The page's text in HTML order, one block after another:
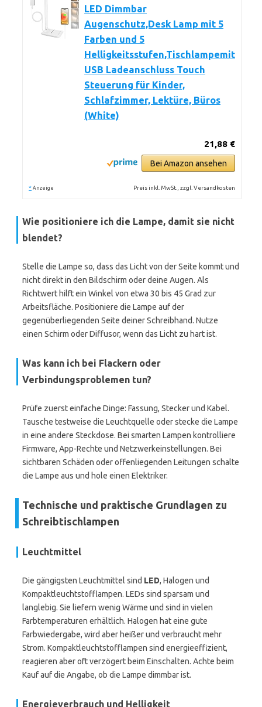
LED Dimmbar
Augenschutz,Desk Lamp mit 5
Farben und 5
Helligkeitsstufen,Tischlampemit
USB Ladeanschluss Touch
Steuerung für Kinder,
Schlafzimmer, Lektüre, Büros
(White)
21,88 €
Bei Amazon ansehen
* Anzeige Preis inkl. MwSt., zzgl. Versandkosten
Wie positioniere ich die Lampe, damit sie nicht
blendet?
Stelle die Lampe so, dass das Licht von der Seite kommt und
nicht direkt in den Bildschirm oder deine Augen. Als
Richtwert hilft ein Winkel von etwa 30 bis 45 Grad zur
Arbeitsfläche. Positioniere die Lampe auf der
gegenüberliegenden Seite deiner Schreibhand. Nutze
einen Schirm oder Diffusor, wenn das Licht zu hart ist.
Was kann ich bei Flackern oder
Verbindungsproblemen tun?
Prüfe zuerst einfache Dinge: Fassung, Stecker und Kabel.
Tausche testweise die Leuchtquelle oder stecke die Lampe
in eine andere Steckdose. Bei smarten Lampen kontrolliere
Firmware, App-Rechte und Netzwerkeinstellungen. Bei
sichtbaren Schäden oder offenliegenden Leitungen schalte
die Lampe aus und hole einen Elektriker.
Technische und praktische Grundlagen zu
Schreibtischlampen
Leuchtmittel
Die gängigsten Leuchtmittel sind LED, Halogen und
Kompaktleuchtstofflampen. LEDs sind sparsam und
langlebig. Sie liefern wenig Wärme und sind in vielen
Farbtemperaturen erhältlich. Halogen hat eine gute
Farbwiedergabe, wird aber heißer und verbraucht mehr
Strom. Kompaktleuchtstofflampen sind energieeffizient,
reagieren aber oft verzögert beim Einschalten. Achte beim
Kauf auf die Angabe, ob die Lampe dimmbar ist.
Energieverbrauch und Helligkeit